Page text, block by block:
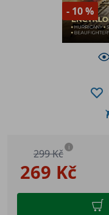
- 10 %
269 Kč
299 Kč i